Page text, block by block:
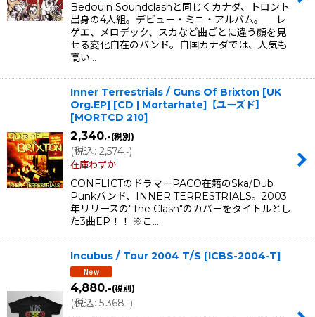
Bedouin Soundclashと同じくカナダ、トロント
出身の4人組。デビュー・ミニ・アルバム。 レ
ゲエ、メロデック、スカなど曲ごとに違う顔を見
せる変化自在のバンド。自国カナダでは、人気も
高い…
Inner Terrestrials ‎/ Guns Of Brixton [UK
Org.EP] [CD | Mortarhate]【ユーズド】
[MORTCD 210]
2,340.-(税別)
(税込: 2,574.-)
在庫わずか
CONFLICTのドラマーPACO在籍のSka/Dub
Punkバンド、INNER TERRESTRIALS。2003
年リリースの"The Clash"のカバーをタイトルとし
た3曲EP！！ ※こ…
Incubus / Tour 2004 T/S [ICBS-2004-T]
4,880.-(税別)
(税込: 5,368.-)